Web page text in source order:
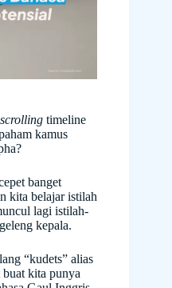
scrolling timeline
kamus
banget
kita belajar istilah
lagi istilah-
kepala.
“kudets” alias
kita punya